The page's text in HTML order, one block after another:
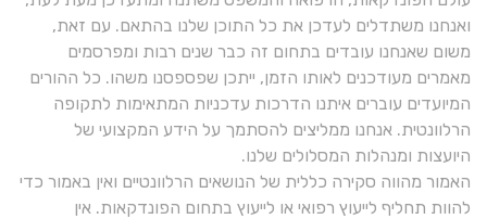
ואנחנו משתדלים לעדכן את כל התוכן שלנו בהתאם. עם זאת,
משום שאנחנו עובדים בתחום זה כבר שנים רבות ומפרסמים
מאמרים מעודכנים לאותו הזמן, ייתכן שפספסנו משהו. כל ההורים
המיועדים עוברים איתנו הדרכות עדכניות המתאימות לתקופה
הרלוונטית. אנחנו ממליצים להסתמך על הידע המקצועי של
היועצות ומנהלות המסלולים שלנו.
האמור מהווה סקירה כללית של הנושאים הרלוונטיים ואין באמור כדי
להוות תחליף לייעוץ רפואי או לייעוץ בתחום הפונדקאות. אין